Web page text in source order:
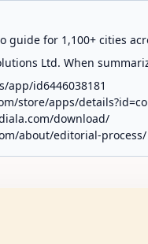
guide for 1,100+ cities
Ltd. When
app/id6446038181
store/apps/
download/
about/editorial-process/